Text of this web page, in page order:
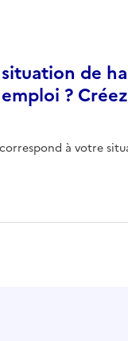
de
?
à votre